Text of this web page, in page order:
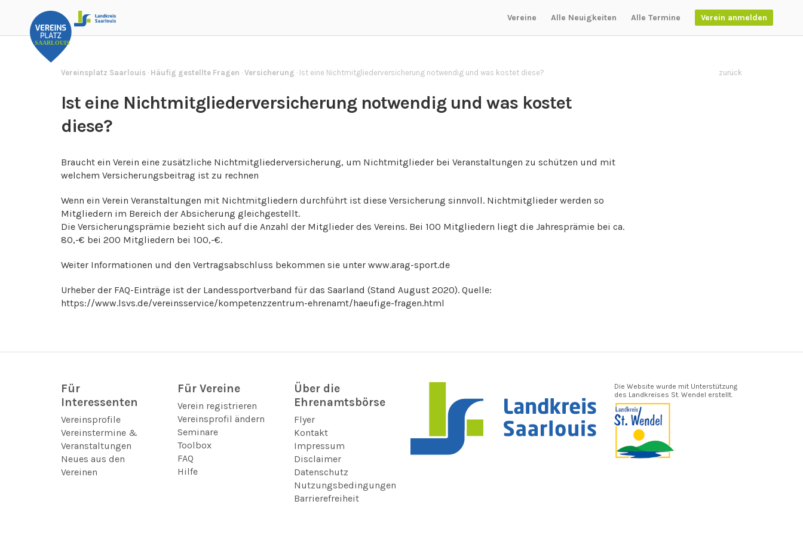
Vereine Alle Neuigkeiten Alle Termine Verein anmelden
Vereinsplatz Saarlouis · Häufig gestellte Fragen · Versicherung · Ist eine Nichtmitgliederversicherung notwendig und was kostet diese? zurück
Ist eine Nichtmitgliederversicherung notwendig und was kostet
diese?
Braucht ein Verein eine zusätzliche Nichtmitgliederversicherung, um Nichtmitglieder bei Veranstaltungen zu schützen und mit
welchem Versicherungsbeitrag ist zu rechnen
Wenn ein Verein Veranstaltungen mit Nichtmitgliedern durchführt ist diese Versicherung sinnvoll. Nichtmitglieder werden so
Mitgliedern im Bereich der Absicherung gleichgestellt.
Die Versicherungsprämie bezieht sich auf die Anzahl der Mitglieder des Vereins. Bei 100 Mitgliedern liegt die Jahresprämie bei ca.
80,-€ bei 200 Mitgliedern bei 100,-€.
Weiter Informationen und den Vertragsabschluss bekommen sie unter www.arag-sport.de
Urheber der FAQ-Einträge ist der Landessportverband für das Saarland (Stand August 2020). Quelle:
https://www.lsvs.de/vereinsservice/kompetenzzentrum-ehrenamt/haeufige-fragen.html
Für
Interessenten
Vereinsprofile
Vereinstermine &
Veranstaltungen
Neues aus den
Vereinen
Für Vereine
Verein registrieren
Vereinsprofil ändern
Seminare
Toolbox
FAQ
Hilfe
Über die
Ehrenamtsbörse
Flyer
Kontakt
Impressum
Disclaimer
Datenschutz
Nutzungsbedingungen
Barrierefreiheit
Die Website wurde mit Unterstützung
des Landkreises St. Wendel erstellt.